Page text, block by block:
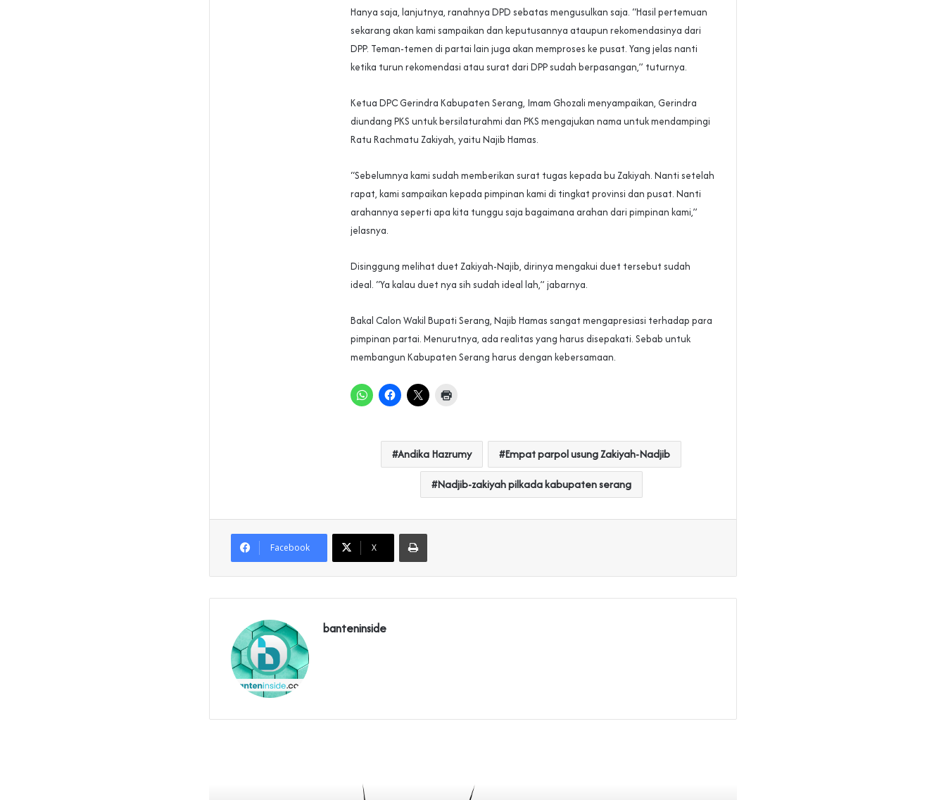
Hanya saja, lanjutnya, ranahnya DPD sebatas mengusulkan saja. “Hasil pertemuan
sekarang akan kami sampaikan dan keputusannya ataupun rekomendasinya dari
DPP. Teman-temen di partai lain juga akan memproses ke pusat. Yang jelas nanti
ketika turun rekomendasi atau surat dari DPP sudah berpasangan,” tuturnya.
Ketua DPC Gerindra Kabupaten Serang, Imam Ghozali menyampaikan, Gerindra
diundang PKS untuk bersilaturahmi dan PKS mengajukan nama untuk mendampingi
Ratu Rachmatu Zakiyah, yaitu Najib Hamas.
“Sebelumnya kami sudah memberikan surat tugas kepada bu Zakiyah. Nanti setelah
rapat, kami sampaikan kepada pimpinan kami di tingkat provinsi dan pusat. Nanti
arahannya seperti apa kita tunggu saja bagaimana arahan dari pimpinan kami,”
jelasnya.
Disinggung melihat duet Zakiyah-Najib, dirinya mengakui duet tersebut sudah
ideal. “Ya kalau duet nya sih sudah ideal lah,” jabarnya.
Bakal Calon Wakil Bupati Serang, Najib Hamas sangat mengapresiasi terhadap para
pimpinan partai. Menurutnya, ada realitas yang harus disepakati. Sebab untuk
membangun Kabupaten Serang harus dengan kebersamaan.
Andika Hazrumy Empat parpol usung Zakiyah-Nadjib
Nadjib-zakiyah pilkada kabupaten serang
Facebook X
Print
banteninside